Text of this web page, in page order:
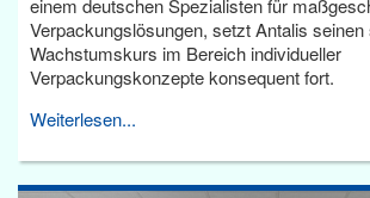
einem deutschen Spezialisten für
Verpackungslösungen, setzt Antalis
Wachstumskurs im Bereich individueller
Verpackungskonzepte konsequent fort.
Weiterlesen...